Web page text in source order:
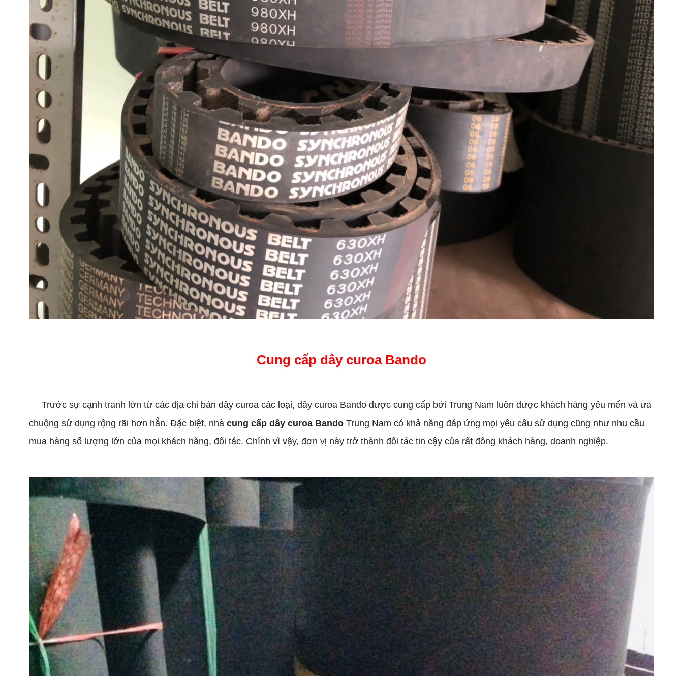
Cung cấp dây curoa Bando
Trước sự cạnh tranh lớn từ các địa chỉ bán dây curoa các loại, dây curoa Bando được cung cấp bởi Trung Nam luôn được khách hàng yêu mến và ưa
chuộng sử dụng rộng rãi hơn hẳn. Đặc biệt, nhà cung cấp dây curoa Bando Trung Nam có khả năng đáp ứng mọi yêu cầu sử dụng cũng như nhu cầu
mua hàng số lượng lớn của mọi khách hàng, đối tác. Chính vì vậy, đơn vị này trở thành đối tác tin cậy của rất đông khách hàng, doanh nghiệp.